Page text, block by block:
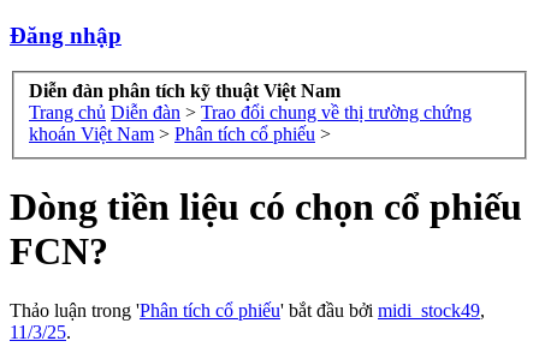
Đăng nhập
Diễn đàn phân tích kỹ thuật Việt Nam
Trang chủ Diễn đàn > Trao đổi chung về thị trường chứng
khoán Việt Nam > Phân tích cổ phiếu >
Dòng tiền liệu có chọn cổ phiếu
FCN?
Thảo luận trong 'Phân tích cổ phiếu' bắt đầu bởi midi_stock49,
11/3/25.